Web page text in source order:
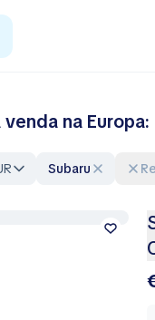
venda na
Subaru